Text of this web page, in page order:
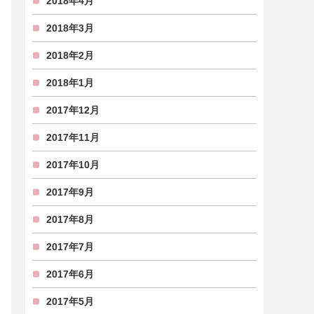
2018年3月
2018年2月
2018年1月
2017年12月
2017年11月
2017年10月
2017年9月
2017年8月
2017年7月
2017年6月
2017年5月